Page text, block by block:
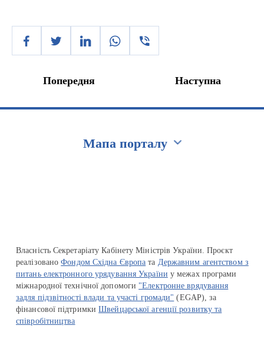
Попередня Наступна
Мапа порталу
Власність Секретаріату Кабінету Міністрів України. Проєкт
реалізованоФондом Східна Європа та Державним агентством з
питань електронного урядування України у межах програми
міжнародної технічної допомоги "Електронне врядування
задля підзвітності влади та участі громади" (EGAP), за
фінансової підтримкиШвейцарської агенції розвитку та
співробітництва